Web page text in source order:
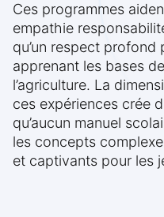
Ces programmes
empathie
qu’un respect profond
apprenant les bases
l’agriculture. La
ces expériences crée
qu’aucun manuel
les concepts
et captivants pour les